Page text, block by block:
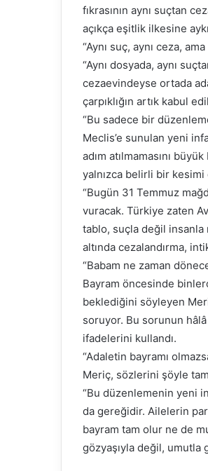
fıkrasının aynı suçtan
açıkça eşitlik ilkesine
“Aynı suç, aynı ceza,
“Aynı dosyada, aynı
cezaevindeyse ortada
çarpıklığın artık kabul
“Bu sadece bir
Meclis’e sunulan yeni
adım atılmamasını
yalnızca belirli bir
“Bugün 31 Temmuz
vuracak. Türkiye zaten
tablo, suçla değil insanla
altında cezalandırma,
“Babam ne zaman
Bayram öncesinde
beklediğini söyleyen
soruyor. Bu sorunun hâlâ
ifadelerini kullandı.
“Adaletin bayramı
Meriç, sözlerini şöyle
“Bu düzenlemenin yeni
da gereğidir. Ailelerin
bayram tam olur ne de
gözyaşıyla değil, umutla